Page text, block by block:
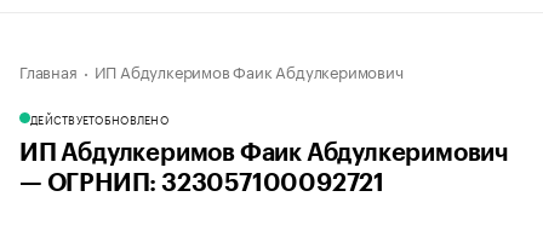
Главная ИП Абдулкеримов Фаик Абдулкеримович
ДЕЙСТВУЕТОБНОВЛЕНО
ИП Абдулкеримов Фаик Абдулкеримович
— ОГРНИП: 323057100092721